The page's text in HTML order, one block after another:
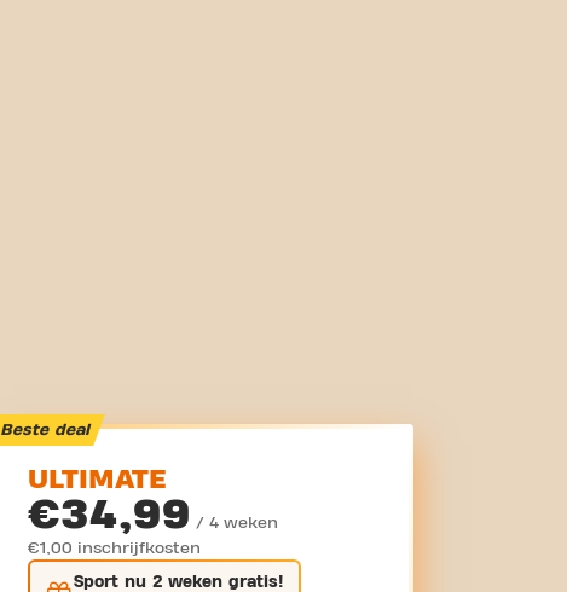
Beste deal
ULTIMATE
€34,99 / 4 weken
€1,00 inschrijfkosten
Sport nu 2 weken gratis!